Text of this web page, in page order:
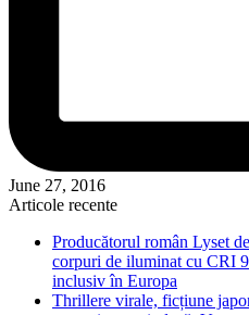
June 27, 2016
Articole recente
Producătorul român Lyset
corpuri de iluminat cu CRI
inclusiv în Europa
Thrillere virale, ficțiune